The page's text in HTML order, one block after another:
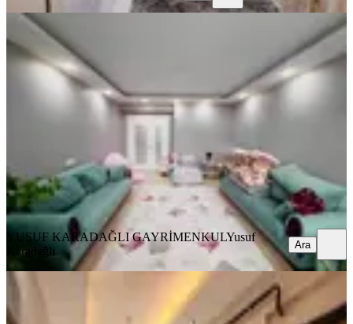
YENİ
Yusuf Karadağlı'dan Bostanbaşı'nda
Yeşilyurt, Bostanbaşı Mahallesi
4+1· 220 m²·2. Kat ·04.08.2026
YUSUF KARADAĞLI GAYRİMENKULYusuf Karadağlı
Ara
YUSUF KARADAĞLI GAYRİMENKULYusuf
Karadağlı
Ara
YENİ
Yakınca'da 3.5+1, 170m² Ultra Lüks
Daire (kiralık)